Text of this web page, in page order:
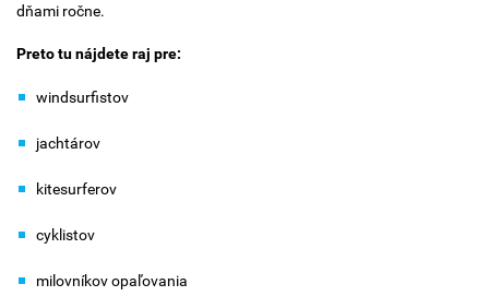
dňami ročne.
Preto tu nájdete raj pre:
windsurfistov
jachtárov
kitesurferov
cyklistov
milovníkov opaľovania